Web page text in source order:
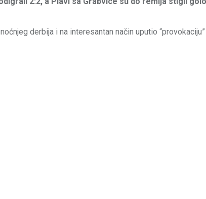
derbija i na interesantan način uputio